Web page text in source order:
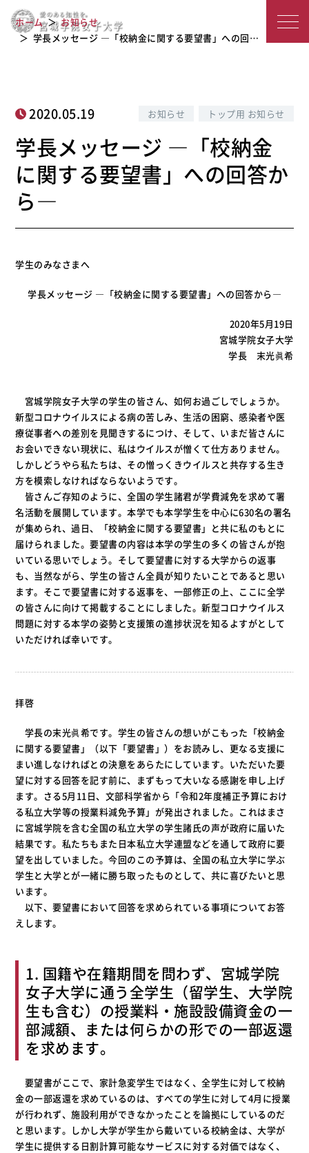
城
子
大
学長メッセージ ―「校納金に関する要
望書」への回答から―
ホーム
お知らせ
学長メッセージ ―「校納金に関する要望書」への回…
2020.05.19 お知らせ トップ用 お知らせ
学長メッセージ ―「校納金
に関する要望書」への回答か
ら―
学生のみなさまへ
学長メッセージ ―「校納金に関する要望書」への回答から―
2020年5月19日
宮城学院女子大学
学長 末光眞希
宮城学院女子大学の学生の皆さん、如何お過ごしでしょうか。
新型コロナウイルスによる病の苦しみ、生活の困窮、感染者や医
療従事者への差別を見聞きするにつけ、そして、いまだ皆さんに
お会いできない現状に、私はウイルスが憎くて仕方ありません。
しかしどうやら私たちは、その憎っくきウイルスと共存する生き
方を模索しなければならないようです。
皆さんご存知のように、全国の学生諸君が学費減免を求めて署
名活動を展開しています。本学でも本学学生を中心に630名の署名
が集められ、過日、「校納金に関する要望書」と共に私のもとに
届けられました。要望書の内容は本学の学生の多くの皆さんが抱
いている思いでしょう。そして要望書に対する大学からの返事
も、当然ながら、学生の皆さん全員が知りたいことであると思い
ます。そこで要望書に対する返事を、一部修正の上、ここに全学
の皆さんに向けて掲載することにしました。新型コロナウイルス
問題に対する本学の姿勢と支援策の進捗状況を知るよすがとして
いただければ幸いです。
拝啓
学長の末光眞希です。学生の皆さんの想いがこもった「校納金
に関する要望書」（以下「要望書」）をお読みし、更なる支援に
まい進しなければとの決意をあらたにしています。いただいた要
望に対する回答を記す前に、まずもって大いなる感謝を申し上げ
ます。さる5月11日、文部科学省から「令和2年度補正予算におけ
る私立大学等の授業料減免予算」が発出されました。これはまさ
に宮城学院を含む全国の私立大学の学生諸氏の声が政府に届いた
結果です。私たちもまた日本私立大学連盟などを通して政府に要
望を出していました。今回のこの予算は、全国の私立大学に学ぶ
学生と大学とが一緒に勝ち取ったものとして、共に喜びたいと思
います。
以下、要望書において回答を求められている事項についてお答
えします。
1. 国籍や在籍期間を問わず、宮城学院
女子大学に通う全学生（留学生、大学院
生も含む）の授業料・施設設備資金の一
部減額、または何らかの形での一部返還
を求めます。
要望書がここで、家計急変学生ではなく、全学生に対して校納
金の一部返還を求めているのは、すべての学生に対して4月に授業
が行われず、施設利用ができなかったことを論拠にしているのだ
と思います。しかし大学が学生から戴いている校納金は、大学が
学生に提供する日割計算可能なサービスに対する対価ではなく、